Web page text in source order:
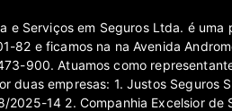
e Serviços em Seguros Ltda. é
82 e ficamos na na Avenida
900. Atuamos como
duas empresas: 1. Justos Seguros
14 2. Companhia Excelsior de